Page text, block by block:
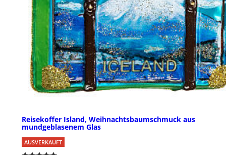
Reisekoffer Island, Weihnachtsbaumschmuck aus
mundgeblasenem Glas
AUSVERKAUFT